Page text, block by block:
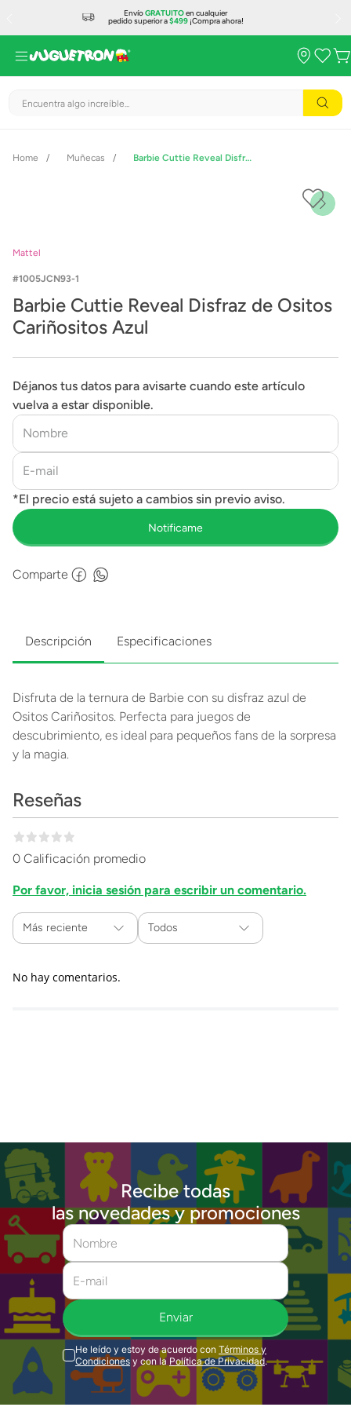
EnvíoGRATUITOen cualquier
pedido superior a$499¡Compra ahora!
Encuentra algo increíble...
Muñecas Barbie Cuttie Reveal Disfraz de Ositos Cariñositos Azul
Mattel
1005JCN93-1
Barbie Cuttie Reveal Disfraz de Ositos
Cariñositos Azul
Déjanos tus datos para avisarte cuando este artículo
vuelva a estar disponible.
Comparte
Descripción Especificaciones
Disfruta de la ternura de Barbie con su disfraz azul de
Ositos Cariñositos. Perfecta para juegos de
descubrimiento, es ideal para pequeños fans de la sorpresa
y la magia.
Reseñas
0 Calificación promedio
Por favor, inicia sesión para escribir un comentario.
Más reciente Todos
No hay comentarios.
Recibe todas
las novedades y promociones
Enviar
He leído y estoy de acuerdo con Términos y
Condiciones y con la Política de Privacidad.